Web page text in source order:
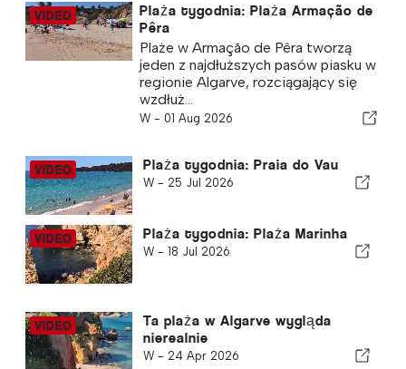
Plaża tygodnia: Plaża Armação de
Pêra
Plaże w Armação de Pêra tworzą
jeden z najdłuższych pasów piasku w
regionie Algarve, rozciągający się
wzdłuż...
W - 01 Aug 2026
Plaża tygodnia: Praia do Vau
W - 25 Jul 2026
Plaża tygodnia: Plaża Marinha
W - 18 Jul 2026
Ta plaża w Algarve wygląda
nierealnie
W - 24 Apr 2026